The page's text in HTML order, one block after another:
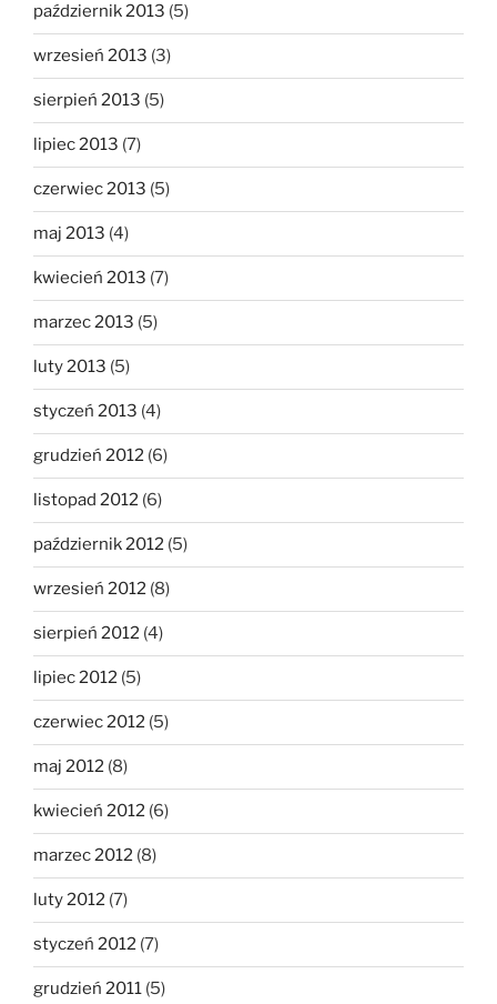
październik 2013 (5)
wrzesień 2013 (3)
sierpień 2013 (5)
lipiec 2013 (7)
czerwiec 2013 (5)
maj 2013 (4)
kwiecień 2013 (7)
marzec 2013 (5)
luty 2013 (5)
styczeń 2013 (4)
grudzień 2012 (6)
listopad 2012 (6)
październik 2012 (5)
wrzesień 2012 (8)
sierpień 2012 (4)
lipiec 2012 (5)
czerwiec 2012 (5)
maj 2012 (8)
kwiecień 2012 (6)
marzec 2012 (8)
luty 2012 (7)
styczeń 2012 (7)
grudzień 2011 (5)